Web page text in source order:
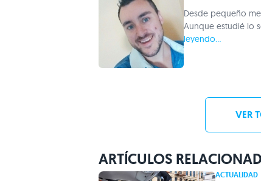
Desde pequeño
Aunque estudié lo
leyendo...
VER
ARTÍCULOS
ACTUALIDAD